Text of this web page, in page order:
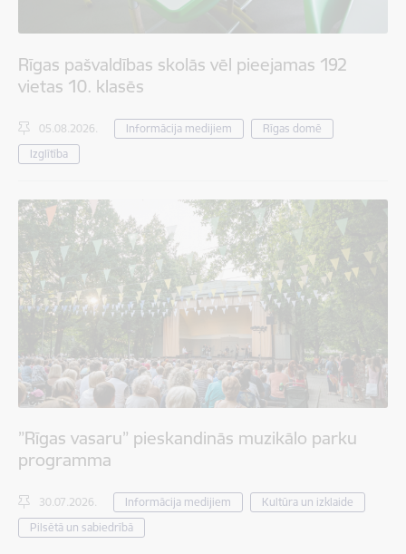
Rīgas pašvaldības skolās vēl pieejamas 192
vietas 10. klasēs
05.08.2026. Informācija medijiem
Rīgas domē
Izglītība
”Rīgas vasaru” pieskandinās muzikālo parku
programma
30.07.2026. Informācija medijiem
Kultūra un izklaide
Pilsētā un sabiedrībā